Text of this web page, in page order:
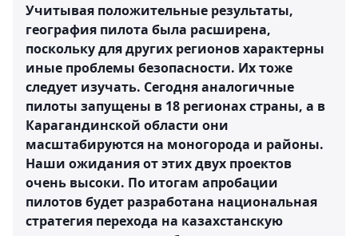
Учитывая положительные результаты,
география пилота была расширена,
поскольку для других регионов характерны
иные проблемы безопасности. Их тоже
следует изучать. Сегодня аналогичные
пилоты запущены в 18 регионах страны, а в
Карагандинской области они
масштабируются на моногорода и районы.
Наши ожидания от этих двух проектов
очень высоки. По итогам апробации
пилотов будет разработана национальная
стратегия перехода на казахстанскую